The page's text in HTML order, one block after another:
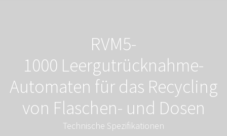
RVM5-
1000 Leergutrücknahme-
Automaten für das Recycling
von Flaschen- und Dosen
Technische Spezifikationen